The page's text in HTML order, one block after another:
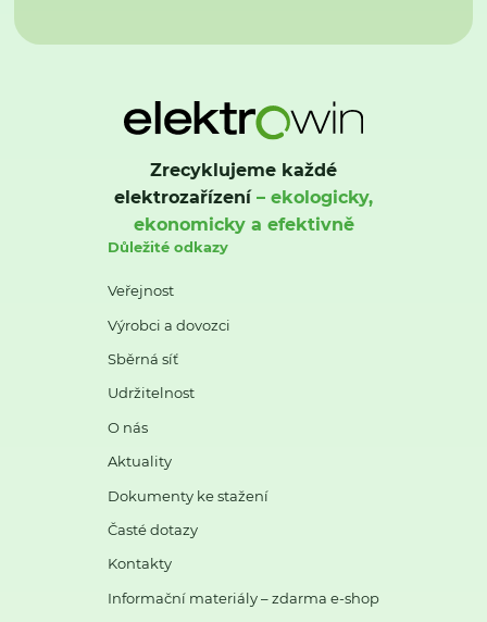
Zrecyklujeme každé
elektrozařízení– ekologicky,
ekonomicky a efektivně
Důležité odkazy
Veřejnost
Výrobci a dovozci
Sběrná síť
Udržitelnost
O nás
Aktuality
Dokumenty ke stažení
Časté dotazy
Kontakty
Informační materiály – zdarma e-shop